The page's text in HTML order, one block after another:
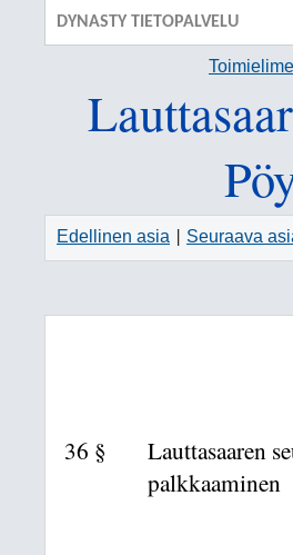
DYNASTY TIETOPALVELU
Edellinen asia Seuraava
36 §
Lauttasaaren
palkkaaminen